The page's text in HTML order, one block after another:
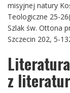
misyjnej natury
Teologiczne 25-
Szlak św. Ottona
Szczecin 202, 5-
z